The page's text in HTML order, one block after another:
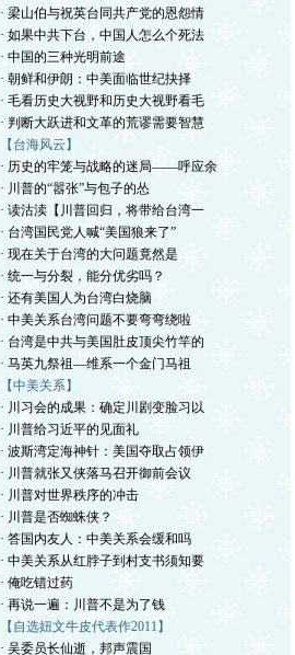
· 梁山伯与祝英台同共产党的恩怨情
· 如果中共下台，中国人怎么个死法
· 中国的三种光明前途
· 朝鲜和伊朗：中美面临世纪抉择
· 毛看历史大视野和历史大视野看毛
· 判断大跃进和文革的荒谬需要智慧
【台海风云】
· 历史的牢笼与战略的迷局——呼应余
· 川普的“嚣张”与包子的怂
· 读沽渎【川普回归，将带给台湾一
· 台湾国民党人喊“美国狼来了”
· 现在关于台湾的大问题竟然是
· 统一与分裂，能分优劣吗？
· 还有美国人为台湾白烧脑
· 中美关系台湾问题不要弯弯绕啦
· 台湾是中共与美国肚皮顶尖竹竿的
· 马英九祭祖—维系一个金门马祖
【中美关系】
· 川习会的成果：确定川剧变脸习以
· 川普给习近平的见面礼
· 波斯湾定海神针：美国夺取占领伊
· 川普就张又侠落马召开御前会议
· 川普对世界秩序的冲击
· 川普是否蜘蛛侠？
· 答国内友人：中美关系会缓和吗
· 中美关系从红脖子到村支书须知要
· 俺吃错过药
· 再说一遍：川普不是为了钱
【自选妞文牛皮代表作2011】
· 吴委员长仙逝，邦声震国